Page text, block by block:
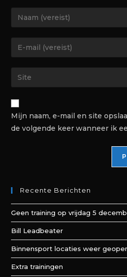
Mijn naam, e-mail en site
de volgende keer wanneer ik
Recente Berichten
Geen training op vrijdag 5
Bill Leadbeater
Binnensport locaties weer
Extra trainingen